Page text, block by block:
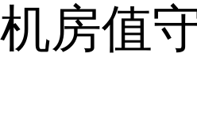
房值